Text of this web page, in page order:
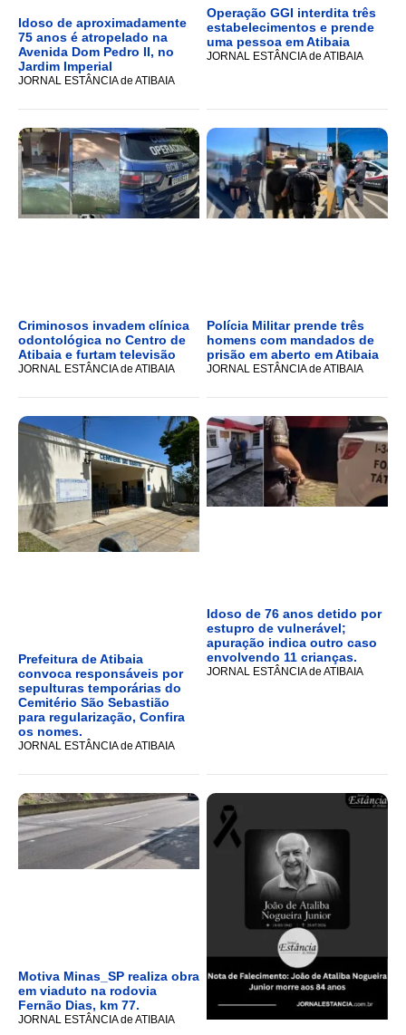
Idoso de aproximadamente
75 anos é atropelado na
Avenida Dom Pedro II, no
Jardim Imperial
JORNAL ESTÂNCIA de ATIBAIA
Operação GGI interdita três
estabelecimentos e prende
uma pessoa em Atibaia
JORNAL ESTÂNCIA de ATIBAIA
Criminosos invadem clínica
odontológica no Centro de
Atibaia e furtam televisão
JORNAL ESTÂNCIA de ATIBAIA
Polícia Militar prende três
homens com mandados de
prisão em aberto em Atibaia
JORNAL ESTÂNCIA de ATIBAIA
Prefeitura de Atibaia
convoca responsáveis por
sepulturas temporárias do
Cemitério São Sebastião
para regularização, Confira
os nomes.
JORNAL ESTÂNCIA de ATIBAIA
Idoso de 76 anos detido por
estupro de vulnerável;
apuração indica outro caso
envolvendo 11 crianças.
JORNAL ESTÂNCIA de ATIBAIA
Motiva Minas_SP realiza obra
em viaduto na rodovia
Fernão Dias, km 77.
JORNAL ESTÂNCIA de ATIBAIA